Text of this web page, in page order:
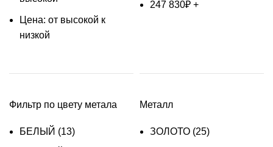
Цена: от высокой к
низкой
247 830₽ +
Фильтр по цвету метала
БЕЛЫЙ (13)
Металл
ЗОЛОТО (25)